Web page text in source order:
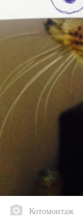
Котомонтаж